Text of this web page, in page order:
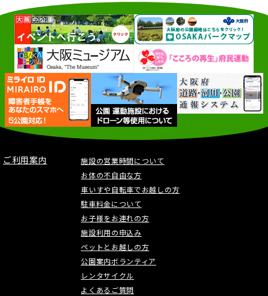
ご利用案内
施設の営業時間について
お体の不自由な方
車いすや自転車でお越しの方
駐車料金について
お子様をお連れの方
施設利用の申込み
ペットとお越しの方
公園案内ボランティア
レンタサイクル
よくあるご質問